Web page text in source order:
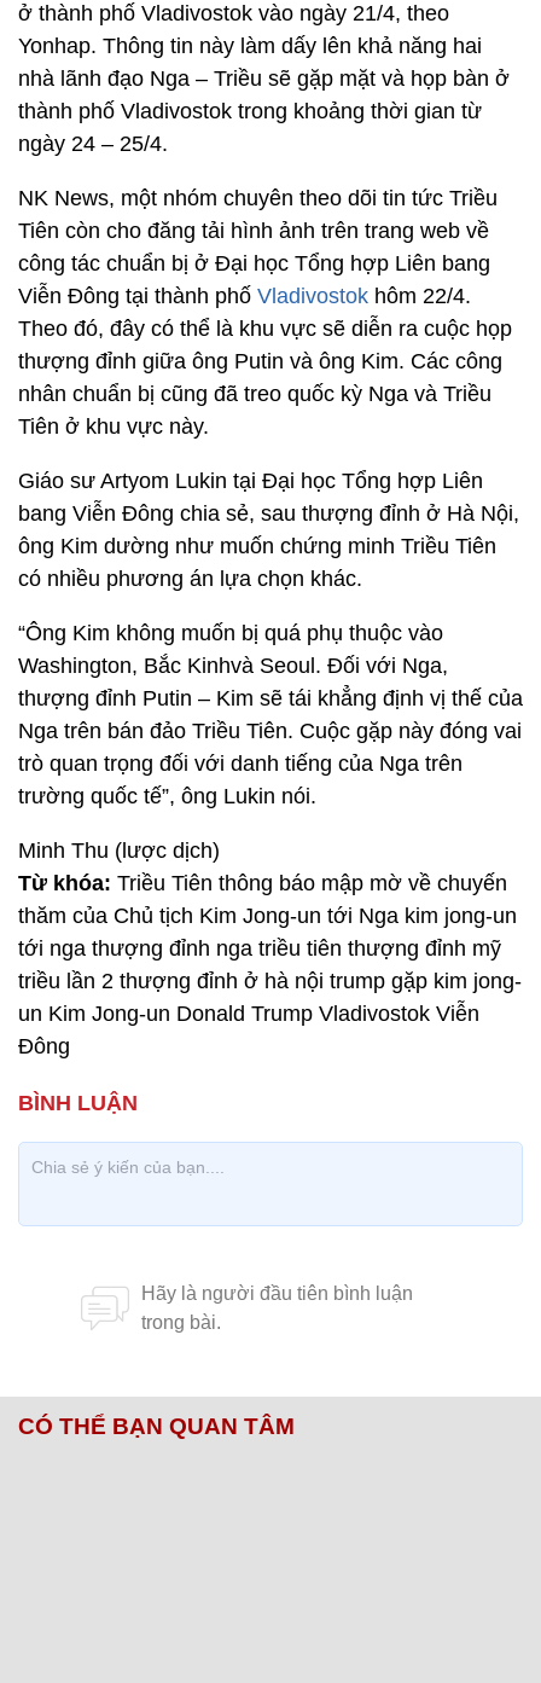
ở thành phố Vladivostok vào ngày 21/4, theo
Yonhap. Thông tin này làm dấy lên khả năng hai
nhà lãnh đạo Nga – Triều sẽ gặp mặt và họp bàn ở
thành phố Vladivostok trong khoảng thời gian từ
ngày 24 – 25/4.
NK News, một nhóm chuyên theo dõi tin tức Triều
Tiên còn cho đăng tải hình ảnh trên trang web về
công tác chuẩn bị ở Đại học Tổng hợp Liên bang
Viễn Đông tại thành phố Vladivostok hôm 22/4.
Theo đó, đây có thể là khu vực sẽ diễn ra cuộc họp
thượng đỉnh giữa ông Putin và ông Kim. Các công
nhân chuẩn bị cũng đã treo quốc kỳ Nga và Triều
Tiên ở khu vực này.
Giáo sư Artyom Lukin tại Đại học Tổng hợp Liên
bang Viễn Đông chia sẻ, sau thượng đỉnh ở Hà Nội,
ông Kim dường như muốn chứng minh Triều Tiên
có nhiều phương án lựa chọn khác.
“Ông Kim không muốn bị quá phụ thuộc vào
Washington, Bắc Kinhvà Seoul. Đối với Nga,
thượng đỉnh Putin – Kim sẽ tái khẳng định vị thế của
Nga trên bán đảo Triều Tiên. Cuộc gặp này đóng vai
trò quan trọng đối với danh tiếng của Nga trên
trường quốc tế”, ông Lukin nói.
Minh Thu (lược dịch)
Từ khóa: Triều Tiên thông báo mập mờ về chuyến
thăm của Chủ tịch Kim Jong-un tới Nga kim jong-un
tới nga thượng đỉnh nga triều tiên thượng đỉnh mỹ
triều lần 2 thượng đỉnh ở hà nội trump gặp kim jong-
un Kim Jong-un Donald Trump Vladivostok Viễn
Đông
CÓ THỂ BẠN QUAN TÂM